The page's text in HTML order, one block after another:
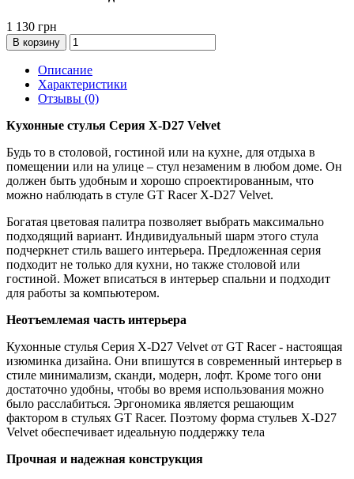
1 130 грн
В корзину
Описание
Характеристики
Отзывы (0)
Кухонные стулья Серия X-D27 Velvet
Будь то в столовой, гостиной или на кухне, для отдыха в
помещении или на улице – стул незаменим в любом доме. Он
должен быть удобным и хорошо спроектированным, что
можно наблюдать в стуле GT Racer X-D27 Velvet.
Богатая цветовая палитра позволяет выбрать максимально
подходящий вариант. Индивидуальный шарм этого стула
подчеркнет стиль вашего интерьера. Предложенная серия
подходит не только для кухни, но также столовой или
гостиной. Может вписаться в интерьер спальни и подходит
для работы за компьютером.
Неотъемлемая часть интерьера
Кухонные стулья Серия X-D27 Velvet от GT Racer - настоящая
изюминка дизайна. Они впишутся в современный интерьер в
стиле минимализм, сканди, модерн, лофт. Кроме того они
достаточно удобны, чтобы во время использования можно
было расслабиться. Эргономика является решающим
фактором в стульях GT Racer. Поэтому форма стульев X-D27
Velvet обеспечивает идеальную поддержку тела
Прочная и надежная конструкция